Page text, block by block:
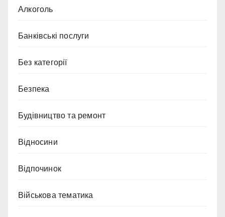
Алкоголь
Банківські послуги
Без категорії
Безпека
Будівництво та ремонт
Відносини
Відпочинок
Військова тематика